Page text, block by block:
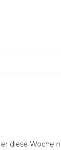
diese Woche